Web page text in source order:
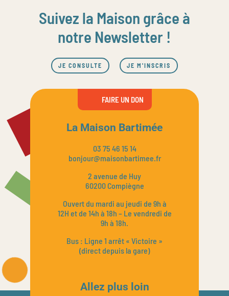
Suivez la Maison grâce à
notre Newsletter !
JE CONSULTE JE M'INSCRIS
FAIRE UN DON
La Maison Bartimée
03 75 46 15 14
bonjour@maisonbartimee.fr
2 avenue de Huy
60200 Compiègne
Ouvert du mardi au jeudi de 9h à
12H et de 14h à 18h – Le vendredi de
9h à 18h.
Bus : Ligne 1 arrêt « Victoire »
(direct depuis la gare)
Allez plus loin